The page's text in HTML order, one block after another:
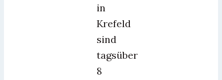
in
Krefeld
sind
tagsüber
8